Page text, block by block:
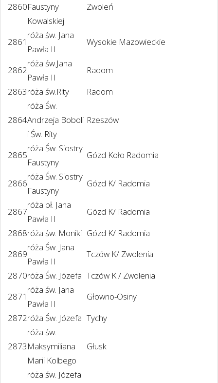
2860Faustyny
Kowalskiej
Zwoleń
2861
róża św. Jana
Pawła II
Wysokie Mazowieckie
2862
róża św.Jana
Pawła II
Radom
2863róża św.Rity Radom
2864
róża Św.
Andrzeja Boboli
i Św. Rity
Rzeszów
2865
róża Św. Siostry
Faustyny
Gózd Koło Radomia
2866
róża Św. Siostry
Faustyny
Gózd K/ Radomia
2867
róża bł. Jana
Pawła II
Gózd K/ Radomia
2868róża św. Moniki Gózd K/ Radomia
2869
róża Św. Jana
Pawła II
Tczów K/ Zwolenia
2870róża Św. Józefa Tczów K / Zwolenia
2871
róża św. Jana
Pawła II
Głowno-Osiny
2872róża Św. Józefa Tychy
2873
róża św.
Maksymiliana
Marii Kolbego
Głusk
róża św. Józefa